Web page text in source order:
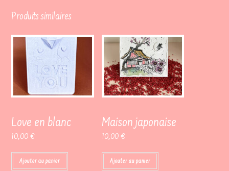
Produits similaires
Love en blanc
10,00€
Ajouter au panier
Maison japonaise
10,00 €
Ajouter au panier